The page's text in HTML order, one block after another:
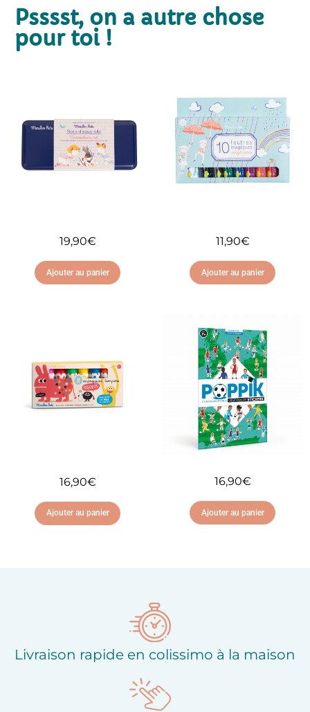
Psssst, on a autre chose
pour toi !
19,90€
Ajouter au panier
d'envies
11,90€
Ajouter au panier
Ajouter à ma liste
d'envies
16,90€
Ajouter au panier
16,90€
Ajouter au panier
Livraison rapide en colissimo à la maison